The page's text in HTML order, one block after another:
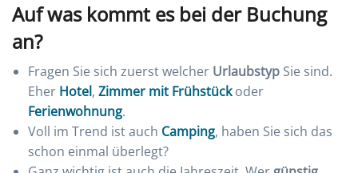
Auf was kommt es bei der Buchung
an?
Fragen Sie sich zuerst welcher Urlaubstyp Sie sind.
Eher Hotel, Zimmer mit Frühstückoder
Ferienwohnung.
Voll im Trend ist auch Camping, haben Sie sich das
schon einmal überlegt?